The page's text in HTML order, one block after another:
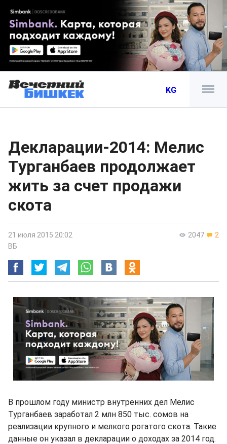
KG
Декларации-2014: Мелис
Турганбаев продолжает
жить за счет продажи
скота
2047 2
21 июля 2015 20:02
ВБ
В прошлом году министр внутренних дел Мелис
Турганбаев заработал 2 млн 850 тыс. сомов на
реализации крупного и мелкого рогатого скота. Такие
данные он указал в декларации о доходах за 2014 год.